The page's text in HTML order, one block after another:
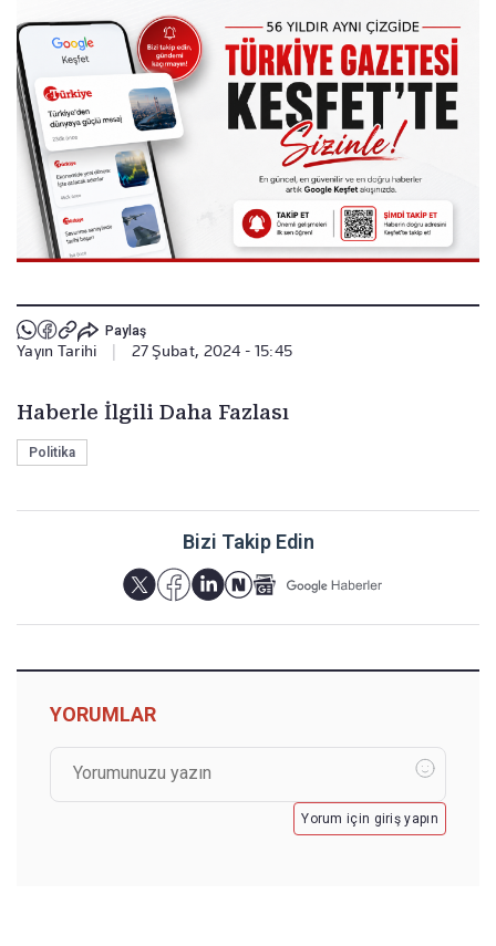
Paylaş
Yayın Tarihi 27 Şubat, 2024 - 15:45
Haberle İlgili Daha Fazlası
Politika
Bizi Takip Edin
YORUMLAR
Yorum için giriş yapın